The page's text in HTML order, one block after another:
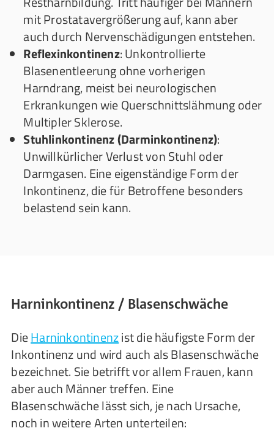
mit Prostatavergrößerung auf, kann aber
auch durch Nervenschädigungen entstehen.
Reflexinkontinenz: Unkontrollierte
Blasenentleerung ohne vorherigen
Harndrang, meist bei neurologischen
Erkrankungen wie Querschnittslähmung oder
Multipler Sklerose.
Stuhlinkontinenz (Darminkontinenz):
Unwillkürlicher Verlust von Stuhl oder
Darmgasen. Eine eigenständige Form der
Inkontinenz, die für Betroffene besonders
belastend sein kann.
Harninkontinenz / Blasenschwäche
DieHarninkontinenzist die häufigste Form der
Inkontinenz und wird auch als Blasenschwäche
bezeichnet. Sie betrifft vor allem Frauen, kann
aber auch Männer treffen. Eine
Blasenschwäche lässt sich, je nach Ursache,
noch in weitere Arten unterteilen: